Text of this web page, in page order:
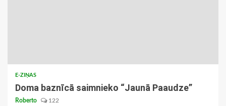
E-ZIŅAS
Doma baznīcā saimnieko “Jaunā Paaudze”
Roberto 122